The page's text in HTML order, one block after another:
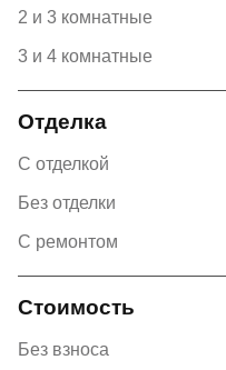
2 и 3 комнатные
3 и 4 комнатные
Отделка
С отделкой
Без отделки
С ремонтом
Стоимость
Без взноса